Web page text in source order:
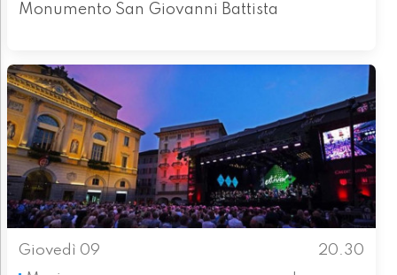
Monumento San Giovanni Battista
Giovedì 09
20.30